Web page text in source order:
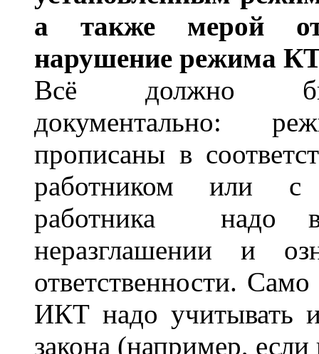
а также мерой
нарушение режима
Всё должно
документально:
прописаны в
работником или с
работника надо
неразглашении и
ответственности.
ИКТ надо учитывать
закона (например,